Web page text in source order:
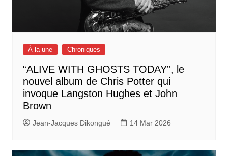
À la une Chroniques
“ALIVE WITH GHOSTS TODAY”, le
nouvel album de Chris Potter qui
invoque Langston Hughes et John
Brown
Jean-Jacques Dikongué 14 Mar 2026